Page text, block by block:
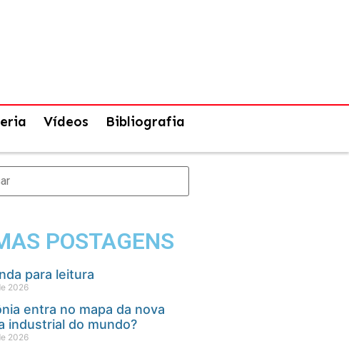
Vídeos Bibliografia
POSTAGENS
para leitura
2026
entra no mapa da nova
industrial do mundo?
2026